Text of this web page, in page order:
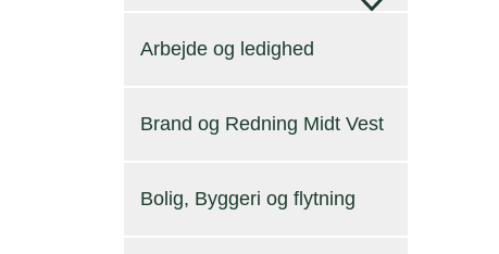
Arbejde og ledighed
Brand og Redning Midt Vest
Bolig, Byggeri og flytning